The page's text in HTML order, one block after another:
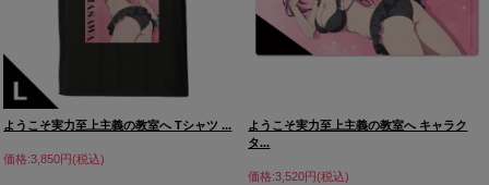
ようこそ実力至上主義の教室へ Tシャツ ...
価格:3,850円(税込)
ようこそ実力至上主義の教室へ キャラク
タ...
価格:3,520円(税込)